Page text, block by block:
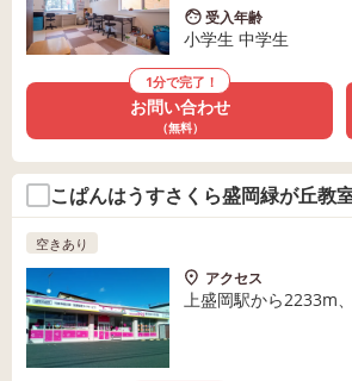
受入年齢
小学生 中学生
1分で完了！
お問い合わせ
（無料）
こぱんはうすさくら盛岡緑が丘教
空きあり
アクセス
上盛岡駅から2233m